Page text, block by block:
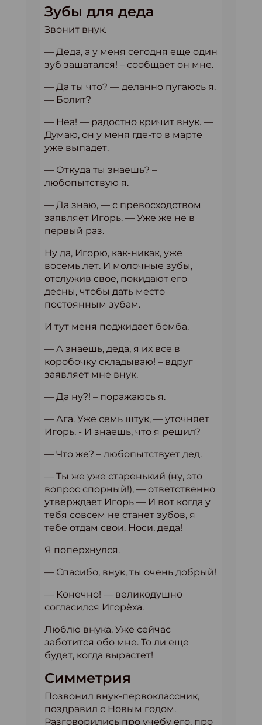
Зубы для деда
Звонит внук.
— Деда, а у меня сегодня еще один
зуб зашатался! – сообщает он мне.
— Да ты что? — деланно пугаюсь я.
— Болит?
— Неа! — радостно кричит внук. —
Думаю, он у меня где-то в марте
уже выпадет.
— Откуда ты знаешь? –
любопытствую я.
— Да знаю, — с превосходством
заявляет Игорь. — Уже же не в
первый раз.
Ну да, Игорю, как-никак, уже
восемь лет. И молочные зубы,
отслужив свое, покидают его
десны, чтобы дать место
постоянным зубам.
И тут меня поджидает бомба.
— А знаешь, деда, я их все в
коробочку складываю! – вдруг
заявляет мне внук.
— Да ну?! – поражаюсь я.
— Ага. Уже семь штук, — уточняет
Игорь. - И знаешь, что я решил?
— Что же? – любопытствует дед.
— Ты же уже старенький (ну, это
вопрос спорный!), — ответственно
утверждает Игорь — И вот когда у
тебя совсем не станет зубов, я
тебе отдам свои. Носи, деда!
Я поперхнулся.
— Спасибо, внук, ты очень добрый!
— Конечно! — великодушно
согласился Игорёха.
Люблю внука. Уже сейчас
заботится обо мне. То ли еще
будет, когда вырастет!
Симметрия
Позвонил внук-первоклассник,
поздравил с Новым годом.
Разговорились про учебу его, про